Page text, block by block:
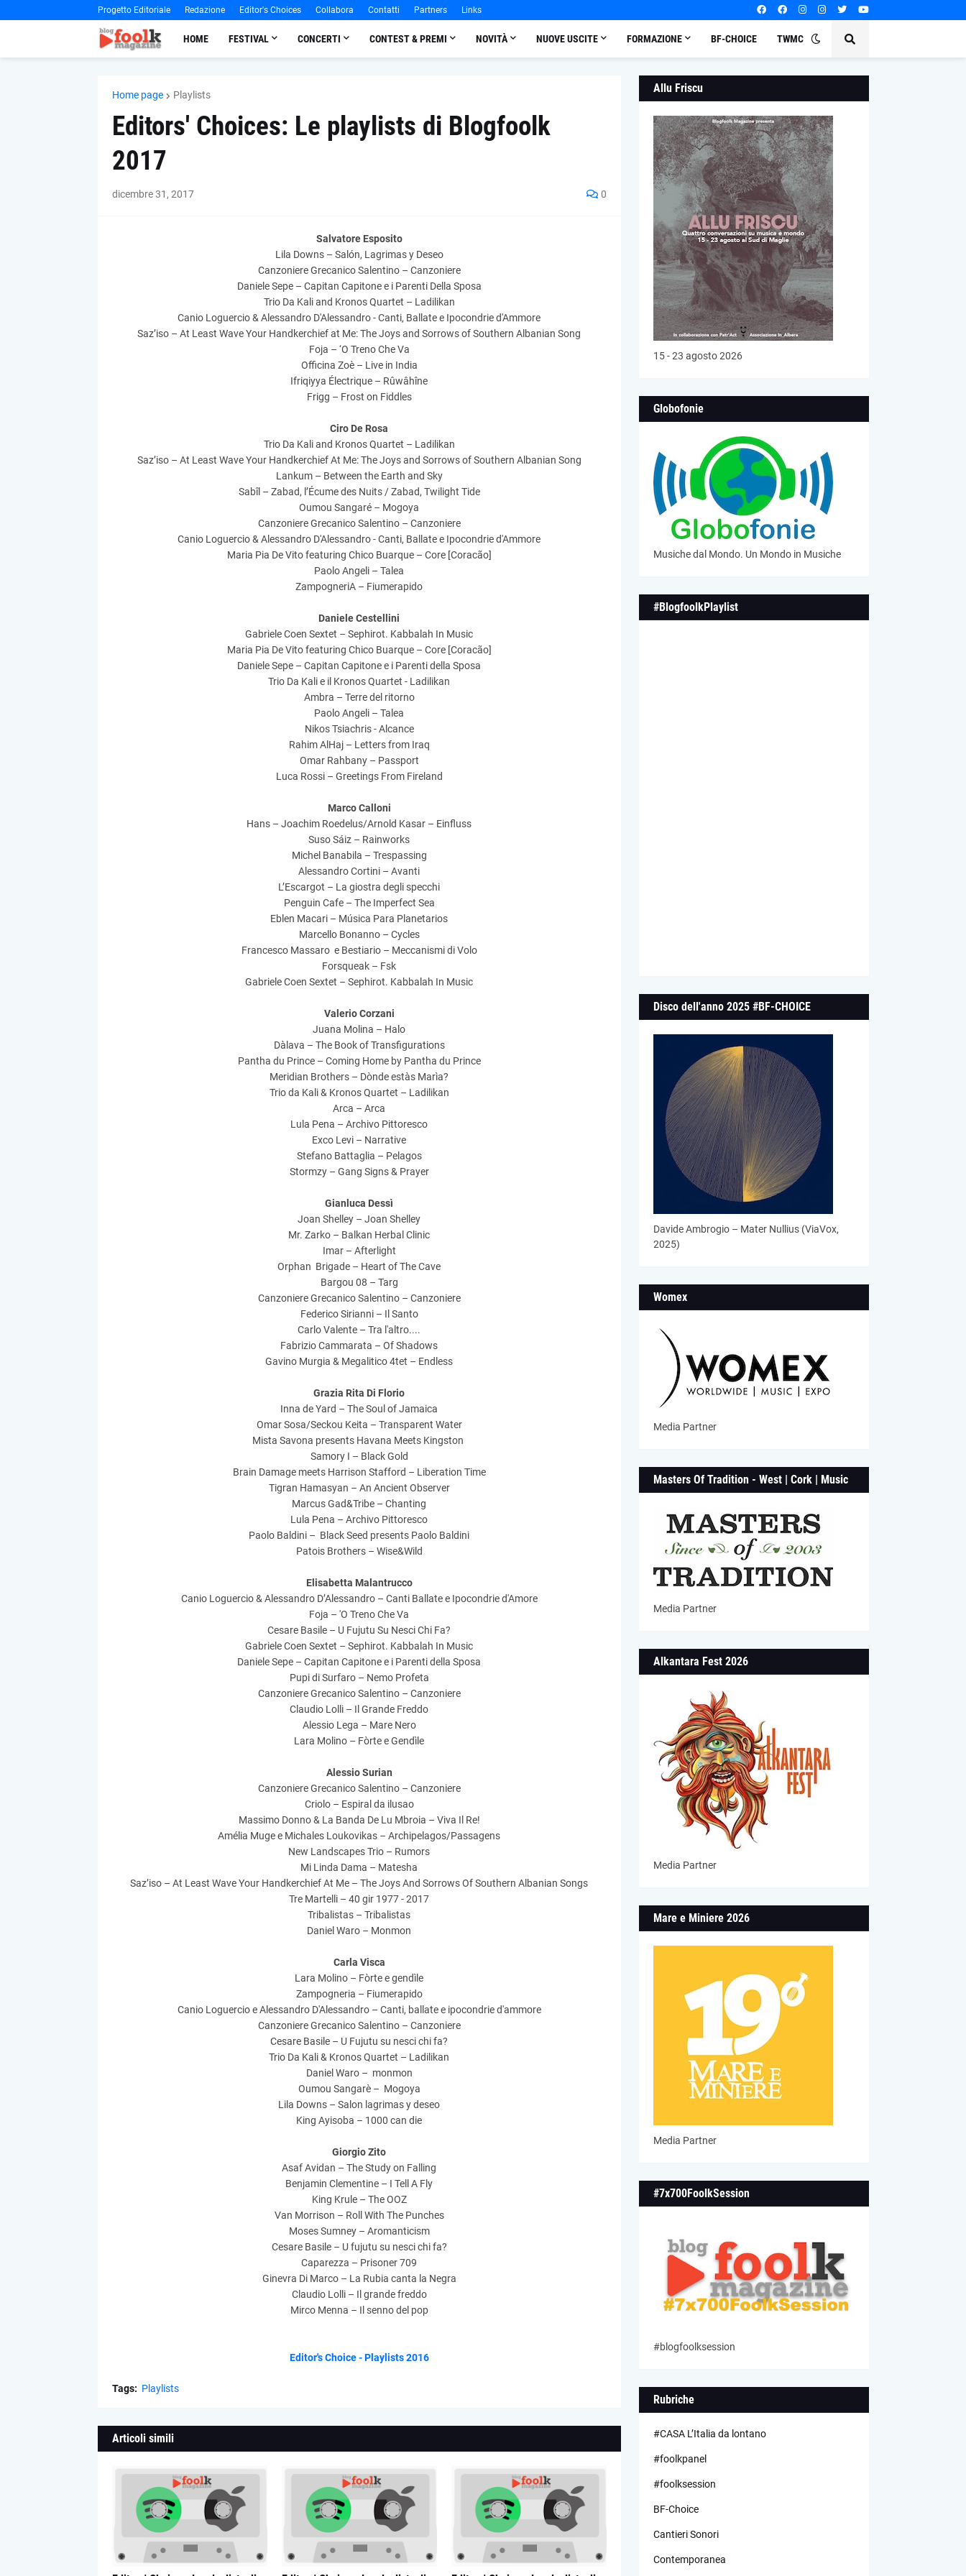
Progetto Editoriale Redazione Editor's Choices Collabora Contatti Partners Links
HOME FESTIVAL CONCERTI CONTEST & PREMI NOVITÀ NUOVE USCITE FORMAZIONE BF-CHOICE TWMC
Home page Playlists
Editors' Choices: Le playlists di Blogfoolk
2017
dicembre 31, 2017 0
Salvatore Esposito
Lila Downs – Salón, Lagrimas y Deseo
Canzoniere Grecanico Salentino – Canzoniere
Daniele Sepe – Capitan Capitone e i Parenti Della Sposa
Trio Da Kali and Kronos Quartet – Ladilikan
Canio Loguercio & Alessandro D'Alessandro - Canti, Ballate e Ipocondrie d'Ammore
Saz’iso – At Least Wave Your Handkerchief at Me: The Joys and Sorrows of Southern Albanian Song
Foja – ‘O Treno Che Va
Officina Zoè – Live in India
Ifriqiyya Électrique – Rûwâhîne
Frigg – Frost on Fiddles
Ciro De Rosa
Trio Da Kali and Kronos Quartet – Ladilikan
Saz’iso – At Least Wave Your Handkerchief At Me: The Joys and Sorrows of Southern Albanian Song
Lankum – Between the Earth and Sky
Sabîl – Zabad, l’Écume des Nuits / Zabad, Twilight Tide
Oumou Sangaré – Mogoya
Canzoniere Grecanico Salentino – Canzoniere
Canio Loguercio & Alessandro D'Alessandro - Canti, Ballate e Ipocondrie d'Ammore
Maria Pia De Vito featuring Chico Buarque – Core [Coracão]
Paolo Angeli – Talea
ZampogneriA – Fiumerapido
Daniele Cestellini
Gabriele Coen Sextet – Sephirot. Kabbalah In Music
Maria Pia De Vito featuring Chico Buarque – Core [Coracão]
Daniele Sepe – Capitan Capitone e i Parenti della Sposa
Trio Da Kali e il Kronos Quartet - Ladilikan
Ambra – Terre del ritorno
Paolo Angeli – Talea
Nikos Tsiachris - Alcance
Rahim AlHaj – Letters from Iraq
Omar Rahbany – Passport
Luca Rossi – Greetings From Fireland
Marco Calloni
Hans – Joachim Roedelus/Arnold Kasar – Einfluss
Suso Sáiz – Rainworks
Michel Banabila – Trespassing
Alessandro Cortini – Avanti
L’Escargot – La giostra degli specchi
Penguin Cafe – The Imperfect Sea
Eblen Macari – Música Para Planetarios
Marcello Bonanno – Cycles
Francesco Massaro e Bestiario – Meccanismi di Volo
Forsqueak – Fsk
Gabriele Coen Sextet – Sephirot. Kabbalah In Music
Valerio Corzani
Juana Molina – Halo
Dàlava – The Book of Transfigurations
Pantha du Prince – Coming Home by Pantha du Prince
Meridian Brothers – Dònde estàs Marìa?
Trio da Kali & Kronos Quartet – Ladilikan
Arca – Arca
Lula Pena – Archivo Pittoresco
Exco Levi – Narrative
Stefano Battaglia – Pelagos
Stormzy – Gang Signs & Prayer
Gianluca Dessì
Joan Shelley – Joan Shelley
Mr. Zarko – Balkan Herbal Clinic
Imar – Afterlight
Orphan Brigade – Heart of The Cave
Bargou 08 – Targ
Canzoniere Grecanico Salentino – Canzoniere
Federico Sirianni – Il Santo
Carlo Valente – Tra l'altro....
Fabrizio Cammarata – Of Shadows
Gavino Murgia & Megalitico 4tet – Endless
Grazia Rita Di Florio
Inna de Yard – The Soul of Jamaica
Omar Sosa/Seckou Keita – Transparent Water
Mista Savona presents Havana Meets Kingston
Samory I – Black Gold
Brain Damage meets Harrison Stafford – Liberation Time
Tigran Hamasyan – An Ancient Observer
Marcus Gad&Tribe – Chanting
Lula Pena – Archivo Pittoresco
Paolo Baldini – Black Seed presents Paolo Baldini
Patois Brothers – Wise&Wild
Elisabetta Malantrucco
Canio Loguercio & Alessandro D’Alessandro – Canti Ballate e Ipocondrie d'Amore
Foja – 'O Treno Che Va
Cesare Basile – U Fujutu Su Nesci Chi Fa?
Gabriele Coen Sextet – Sephirot. Kabbalah In Music
Daniele Sepe – Capitan Capitone e i Parenti della Sposa
Pupi di Surfaro – Nemo Profeta
Canzoniere Grecanico Salentino – Canzoniere
Claudio Lolli – Il Grande Freddo
Alessio Lega – Mare Nero
Lara Molino – Fòrte e Gendìle
Alessio Surian
Canzoniere Grecanico Salentino – Canzoniere
Criolo – Espiral da ilusao
Massimo Donno & La Banda De Lu Mbroia – Viva Il Re!
Amélia Muge e Michales Loukovikas – Archipelagos/Passagens
New Landscapes Trio – Rumors
Mi Linda Dama – Matesha
Saz’iso – At Least Wave Your Handkerchief At Me – The Joys And Sorrows Of Southern Albanian Songs
Tre Martelli – 40 gir 1977 - 2017
Tribalistas – Tribalistas
Daniel Waro – Monmon
Carla Visca
Lara Molino – Fòrte e gendìle
Zampogneria – Fiumerapido
Canio Loguercio e Alessandro D'Alessandro – Canti, ballate e ipocondrie d'ammore
Canzoniere Grecanico Salentino – Canzoniere
Cesare Basile – U Fujutu su nesci chi fa?
Trio Da Kali & Kronos Quartet – Ladilikan
Daniel Waro – monmon
Oumou Sangarè – Mogoya
Lila Downs – Salon lagrimas y deseo
King Ayisoba – 1000 can die
Giorgio Zito
Asaf Avidan – The Study on Falling
Benjamin Clementine – I Tell A Fly
King Krule – The OOZ
Van Morrison – Roll With The Punches
Moses Sumney – Aromanticism
Cesare Basile – U fujutu su nesci chi fa?
Caparezza – Prisoner 709
Ginevra Di Marco – La Rubia canta la Negra
Claudio Lolli – Il grande freddo
Mirco Menna – Il senno del pop
Editor's Choice - Playlists 2016
Tags: Playlists
Articoli simili
Allu Friscu
15 - 23 agosto 2026
Globofonie
Musiche dal Mondo. Un Mondo in Musiche
#BlogfoolkPlaylist
Disco dell'anno 2025 #BF-CHOICE
Davide Ambrogio – Mater Nullius (ViaVox,
2025)
Womex
Media Partner
Masters Of Tradition - West | Cork | Music
Media Partner
Alkantara Fest 2026
Media Partner
Mare e Miniere 2026
Media Partner
#7x700FoolkSession
#blogfoolksession
Rubriche
#CASA L’Italia da lontano
#foolkpanel
#foolksession
BF-Choice
Cantieri Sonori
Contemporanea